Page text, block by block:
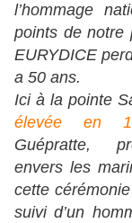
l’hommage
points de notre
EURYDICE
a 50 ans.
Ici à la pointe
élevée en
Guépratte,
envers les
cette
suivi d’un